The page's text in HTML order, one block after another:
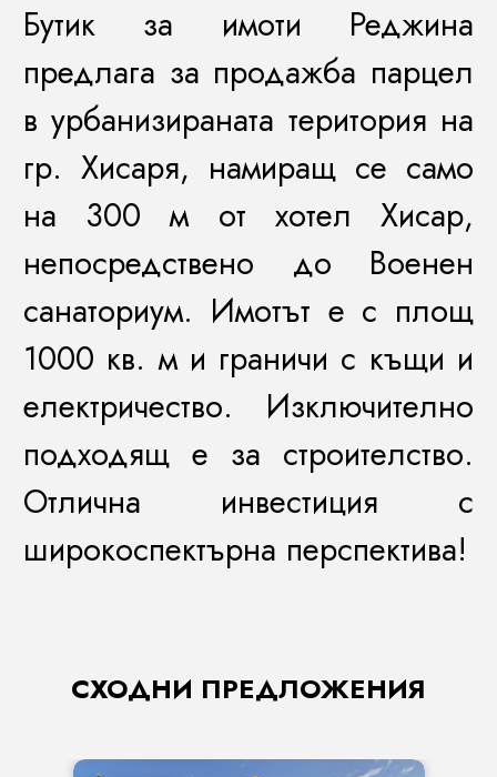
Бутик за имоти Реджина
предлага за продажба парцел
в урбанизираната територия на
гр. Хисаря, намиращ се само
на 300 м от хотел Хисар,
непосредствено до Военен
санаториум. Имотът е с площ
1000 кв. м и граничи с къщи и
електричество. Изключително
подходящ е за строителство.
Отлична инвестиция с
широкоспектърна перспектива!
СХОДНИ ПРЕДЛОЖЕНИЯ